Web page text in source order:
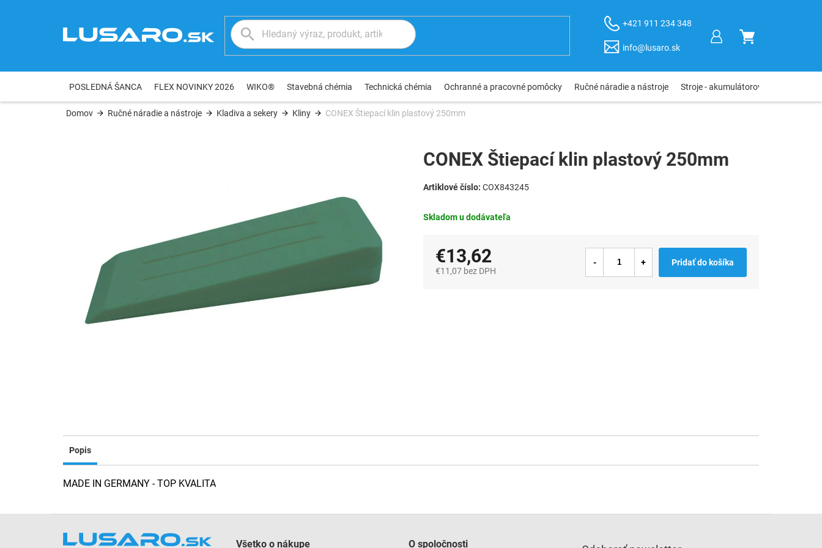
+421 911 234 348
info@lusaro.sk
NÁKUPNÝ
POSLEDNÁ ŠANCA FLEX NOVINKY 2026 WIKO® Stavebná chémia Technická chémia Ochranné a pracovné pomôcky Ručné náradie a nástroje Stroje - akumulátorové, elektro,
Domov Ručné náradie a nástroje Kladiva a sekery Kliny CONEX Štiepací klin plastový 250mm
Skladom u dodávateľa
CONEX Štiepací klin plastový 250mm
COX843245
€13,62
€11,07 bez DPH
Pridať do košíka
Popis
MADE IN GERMANY - TOP KVALITA
Všetko o nákupe O spoločnosti